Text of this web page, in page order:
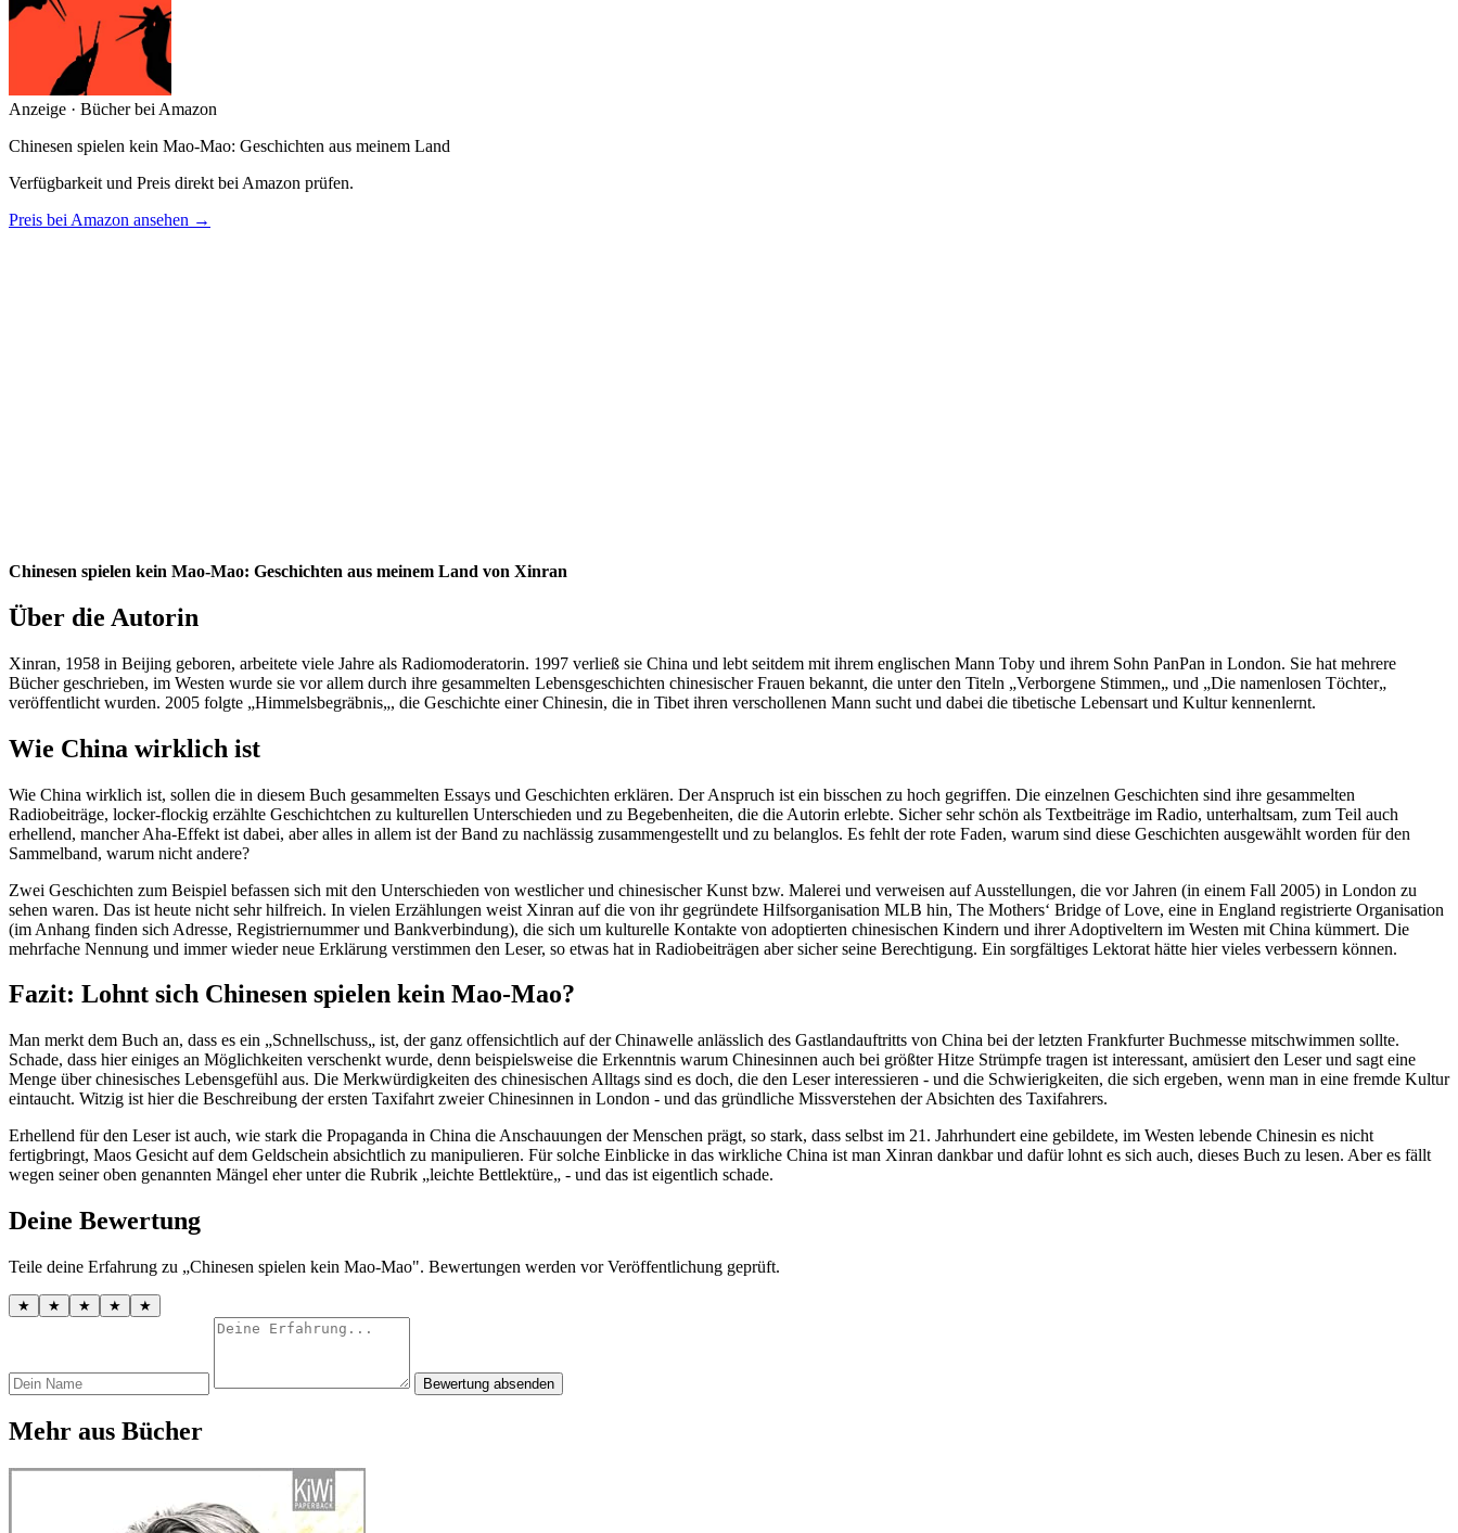
Anzeige · Bücher bei Amazon
Chinesen spielen kein Mao-Mao: Geschichten aus meinem Land
Verfügbarkeit und Preis direkt bei Amazon prüfen.
Preis bei Amazon ansehen →
Chinesen spielen kein Mao-Mao: Geschichten aus meinem Land von Xinran
Über die Autorin
Xinran, 1958 in Beijing geboren, arbeitete viele Jahre als Radiomoderatorin. 1997 verließ sie China und lebt seitdem mit ihrem englischen Mann Toby und ihrem Sohn PanPan in London. Sie hat mehrere
Bücher geschrieben, im Westen wurde sie vor allem durch ihre gesammelten Lebensgeschichten chinesischer Frauen bekannt, die unter den Titeln „Verborgene Stimmen„ und „Die namenlosen Töchter„
veröffentlicht wurden. 2005 folgte „Himmelsbegräbnis„, die Geschichte einer Chinesin, die in Tibet ihren verschollenen Mann sucht und dabei die tibetische Lebensart und Kultur kennenlernt.
Wie China wirklich ist
Wie China wirklich ist, sollen die in diesem Buch gesammelten Essays und Geschichten erklären. Der Anspruch ist ein bisschen zu hoch gegriffen. Die einzelnen Geschichten sind ihre gesammelten
Radiobeiträge, locker-flockig erzählte Geschichtchen zu kulturellen Unterschieden und zu Begebenheiten, die die Autorin erlebte. Sicher sehr schön als Textbeiträge im Radio, unterhaltsam, zum Teil auch
erhellend, mancher Aha-Effekt ist dabei, aber alles in allem ist der Band zu nachlässig zusammengestellt und zu belanglos. Es fehlt der rote Faden, warum sind diese Geschichten ausgewählt worden für den
Sammelband, warum nicht andere?
Zwei Geschichten zum Beispiel befassen sich mit den Unterschieden von westlicher und chinesischer Kunst bzw. Malerei und verweisen auf Ausstellungen, die vor Jahren (in einem Fall 2005) in London zu
sehen waren. Das ist heute nicht sehr hilfreich. In vielen Erzählungen weist Xinran auf die von ihr gegründete Hilfsorganisation MLB hin, The Mothers‘ Bridge of Love, eine in England registrierte Organisation
(im Anhang finden sich Adresse, Registriernummer und Bankverbindung), die sich um kulturelle Kontakte von adoptierten chinesischen Kindern und ihrer Adoptiveltern im Westen mit China kümmert. Die
mehrfache Nennung und immer wieder neue Erklärung verstimmen den Leser, so etwas hat in Radiobeiträgen aber sicher seine Berechtigung. Ein sorgfältiges Lektorat hätte hier vieles verbessern können.
Fazit: Lohnt sich Chinesen spielen kein Mao-Mao?
Man merkt dem Buch an, dass es ein „Schnellschuss„ ist, der ganz offensichtlich auf der Chinawelle anlässlich des Gastlandauftritts von China bei der letzten Frankfurter Buchmesse mitschwimmen sollte.
Schade, dass hier einiges an Möglichkeiten verschenkt wurde, denn beispielsweise die Erkenntnis warum Chinesinnen auch bei größter Hitze Strümpfe tragen ist interessant, amüsiert den Leser und sagt eine
Menge über chinesisches Lebensgefühl aus. Die Merkwürdigkeiten des chinesischen Alltags sind es doch, die den Leser interessieren - und die Schwierigkeiten, die sich ergeben, wenn man in eine fremde Kultur
eintaucht. Witzig ist hier die Beschreibung der ersten Taxifahrt zweier Chinesinnen in London - und das gründliche Missverstehen der Absichten des Taxifahrers.
Erhellend für den Leser ist auch, wie stark die Propaganda in China die Anschauungen der Menschen prägt, so stark, dass selbst im 21. Jahrhundert eine gebildete, im Westen lebende Chinesin es nicht
fertigbringt, Maos Gesicht auf dem Geldschein absichtlich zu manipulieren. Für solche Einblicke in das wirkliche China ist man Xinran dankbar und dafür lohnt es sich auch, dieses Buch zu lesen. Aber es fällt
wegen seiner oben genannten Mängel eher unter die Rubrik „leichte Bettlektüre„ - und das ist eigentlich schade.
Deine Bewertung
Teile deine Erfahrung zu „Chinesen spielen kein Mao-Mao". Bewertungen werden vor Veröffentlichung geprüft.
★ ★ ★ ★ ★
Bewertung absenden
Mehr aus Bücher